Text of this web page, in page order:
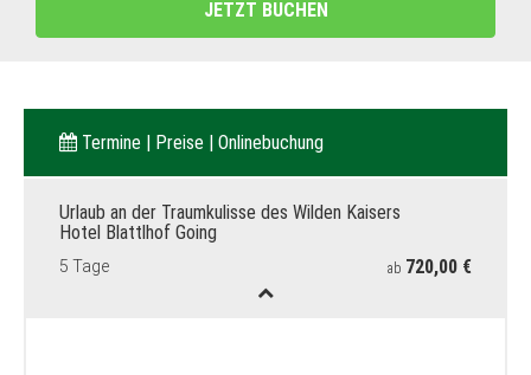
JETZT BUCHEN
Termine | Preise | Onlinebuchung
Urlaub an der Traumkulisse des Wilden Kaisers
Hotel Blattlhof Going
5 Tage ab 720,00 €